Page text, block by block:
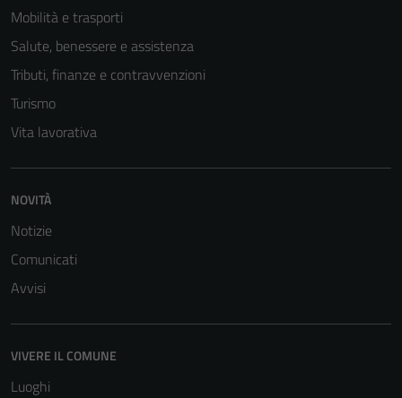
Mobilità e trasporti
Salute, benessere e assistenza
Tributi, finanze e contravvenzioni
Turismo
Vita lavorativa
NOVITÀ
Notizie
Comunicati
Avvisi
VIVERE IL COMUNE
Luoghi